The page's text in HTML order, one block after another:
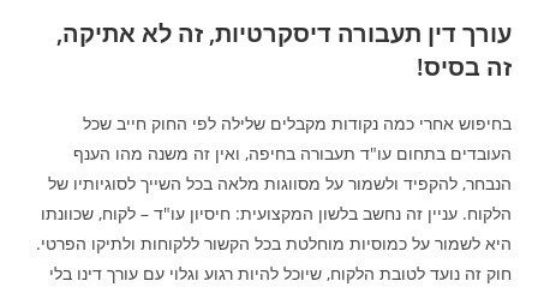
עורך דין תעבורה דיסקרטיות, זה לא אתיקה,
זה בסיס!
בחיפוש אחרי כמה נקודות מקבלים שלילה לפי החוק חייב שכל
העובדים בתחום עו"ד תעבורה בחיפה, ואין זה משנה מהו הענף
הנבחר, להקפיד ולשמור על מסווגות מלאה בכל השייך לסוגיותיו של
הלקוח. עניין זה נחשב בלשון המקצועית: חיסיון עו"ד – לקוח, שכוונתו
היא לשמור על כמוסיות מוחלטת בכל הקשור ללקוחות ולתיקו הפרטי.
חוק זה נועד לטובת הלקוח, שיוכל להיות רגוע וגלוי עם עורך דינו בלי